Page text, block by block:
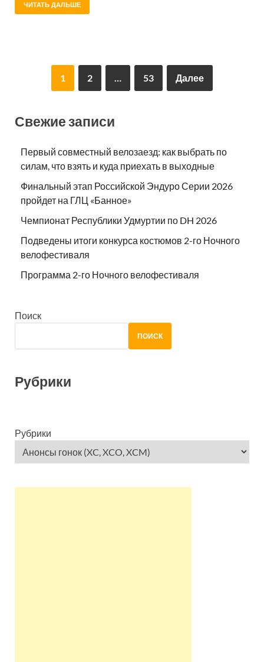
ЧИТАТЬ ДАЛЬШЕ
1 2 … 53 Далее
Свежие записи
Первый совместный велозаезд: как выбрать по
силам, что взять и куда приехать в выходные
Финальный этап Российской Эндуро Серии 2026
пройдет на ГЛЦ «Банное»
Чемпионат Республики Удмуртии по DH 2026
Подведены итоги конкурса костюмов 2-го Ночного
велофестиваля
Программа 2-го Ночного велофестиваля
Поиск
ПОИСК
Рубрики
Рубрики